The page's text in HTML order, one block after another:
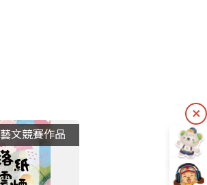
藝文競賽作品